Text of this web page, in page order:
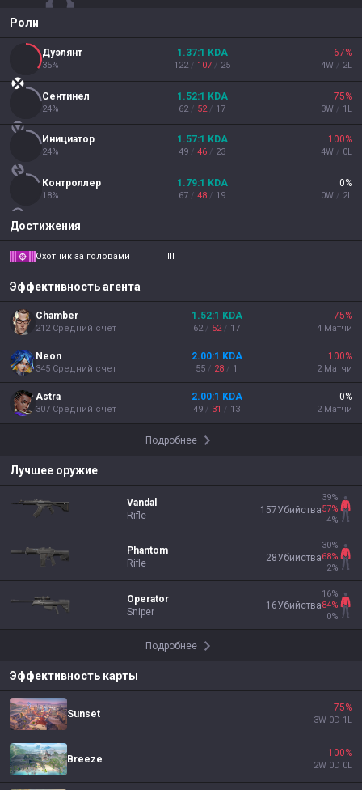
Роли
Дуэлянт
35%
1.37:1 KDA
122 / 107 / 25
67%
4W / 2L
Сентинел
24%
1.52:1 KDA
62 / 52/ 17
75%
3W / 1 L
Инициатор
24%
1.57:1 KDA
49 / 46 / 23
100%
4W / 0L
Контроллер
18%
1.79:1 KDA
67 / 48 / 19
0%
0W / 2L
Достижения
Охотник за головами III
Эффективность агента
Chamber
212 Средний счет
1.52:1 KDA
62 / 52 / 17
75%
4 Матчи
Neon
345 Средний счет
2.00:1 KDA
55 / 28 / 1
100%
2 Матчи
Astra
307 Средний счет
2.00:1 KDA
49 / 31 / 13
0%
2 Матчи
Подробнее
Лучшее оружие
Vandal
Rifle
157Убийства
39%
57%
4%
Phantom
Rifle
28Убийства
30%
68%
2%
Operator
Sniper
16Убийства
16%
84%
0%
Подробнее
Эффективность карты
Sunset
75%
3W 0D 1 L
Breeze
100%
2W 0D 0L